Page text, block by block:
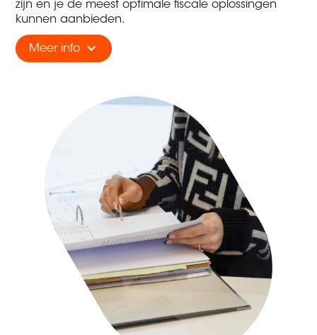
zijn en je de meest optimale fiscale oplossingen
kunnen aanbieden.
Meer info